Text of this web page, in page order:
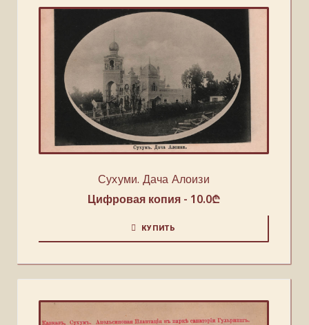
Сухуми. Дача Алоизи
Цифровая копия - 10.0₾
КУПИТЬ